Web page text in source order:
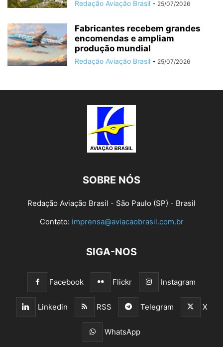
Redação Aviação Brasil - 25/07/2026
Fabricantes recebem grandes
encomendas e ampliam
produção mundial
Redação Aviação Brasil - 25/07/2026
SOBRE NÓS
Redação Aviação Brasil - São Paulo (SP) - Brasil
Contato: imprensa@aviacaobrasil.com.br
SIGA-NOS
Facebook Flickr Instagram
Linkedin RSS Telegram X
WhatsApp